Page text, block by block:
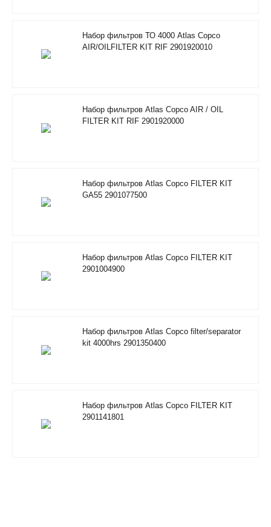
Набор фильтров ТО 4000 Atlas Copco
AIR/OILFILTER KIT RIF 2901920010
Набор фильтров Atlas Copco AIR / OIL
FILTER KIT RIF 2901920000
Набор фильтров Atlas Copco FILTER KIT
GA55 2901077500
Набор фильтров Atlas Copco FILTER KIT
2901004900
Набор фильтров Atlas Copco filter/separator
kit 4000hrs 2901350400
Набор фильтров Atlas Copco FILTER KIT
2901141801